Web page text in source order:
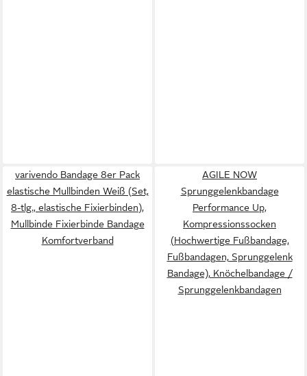
varivendo Bandage 8er Pack
elastische Mullbinden Weiß (Set,
8-tlg., elastische Fixierbinden),
Mullbinde Fixierbinde Bandage
Komfortverband
AGILE NOW
Sprunggelenkbandage
Performance Up,
Kompressionssocken
(Hochwertige Fußbandage,
Fußbandagen, Sprunggelenk
Bandage), Knöchelbandage /
Sprunggelenkbandagen